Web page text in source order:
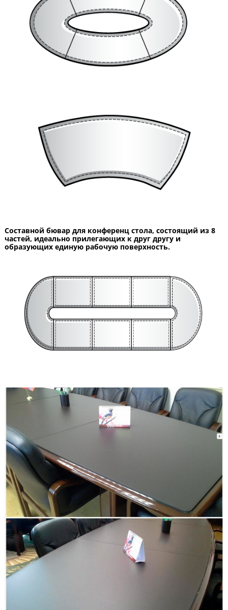
Составной бювар для конференц стола, состоящий из 8
частей, идеально прилегающих к друг другу и
образующих единую рабочую поверхность.